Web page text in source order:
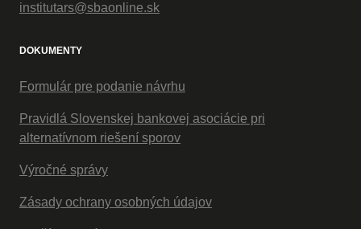
institutars@sbaonline.sk
DOKUMENTY
Formulár pre podanie návrhu
Pravidlá Slovenskej bankovej asociácie pri
alternatívnom riešení sporov
Výročné správy
Zásady ochrany osobných údajov